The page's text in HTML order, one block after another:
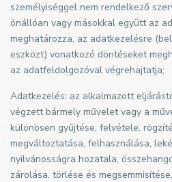
személyiséggel nem rendelkező
önállóan vagy másokkal együtt az
meghatározza, az adatkezelésre
eszközt) vonatkozó döntéseket
az adatfeldolgozóval végrehajtatja;
Adatkezelés: az alkalmazott
végzett bármely művelet vagy a
különösen gyűjtése, felvétele,
megváltoztatása, felhasználása,
nyilvánosságra hozatala,
zárolása, törlése és